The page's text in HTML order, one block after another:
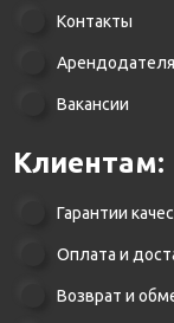
Контакты
Вакансии
Клиентам:
Гарантии
Оплата и
Возврат и